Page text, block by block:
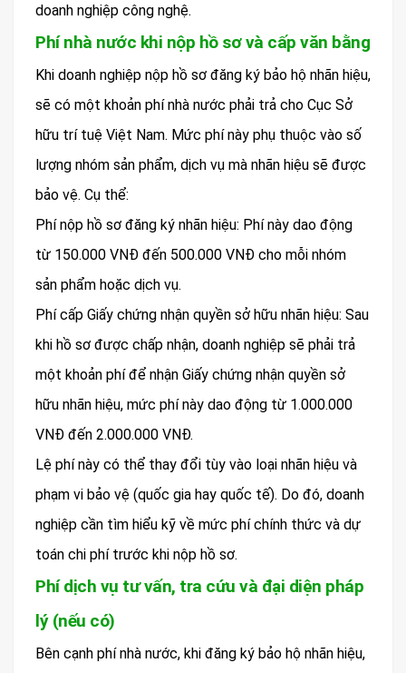
doanh nghiệp công nghệ.
Phí nhà nước khi nộp hồ sơ và cấp văn bằng
Khi doanh nghiệp nộp hồ sơ đăng ký bảo hộ nhãn hiệu,
sẽ có một khoản phí nhà nước phải trả cho Cục Sở
hữu trí tuệ Việt Nam. Mức phí này phụ thuộc vào số
lượng nhóm sản phẩm, dịch vụ mà nhãn hiệu sẽ được
bảo vệ. Cụ thể:
Phí nộp hồ sơ đăng ký nhãn hiệu: Phí này dao động
từ 150.000 VNĐ đến 500.000 VNĐ cho mỗi nhóm
sản phẩm hoặc dịch vụ.
Phí cấp Giấy chứng nhận quyền sở hữu nhãn hiệu: Sau
khi hồ sơ được chấp nhận, doanh nghiệp sẽ phải trả
một khoản phí để nhận Giấy chứng nhận quyền sở
hữu nhãn hiệu, mức phí này dao động từ 1.000.000
VNĐ đến 2.000.000 VNĐ.
Lệ phí này có thể thay đổi tùy vào loại nhãn hiệu và
phạm vi bảo vệ (quốc gia hay quốc tế). Do đó, doanh
nghiệp cần tìm hiểu kỹ về mức phí chính thức và dự
toán chi phí trước khi nộp hồ sơ.
Phí dịch vụ tư vấn, tra cứu và đại diện pháp
lý (nếu có)
Bên cạnh phí nhà nước, khi đăng ký bảo hộ nhãn hiệu,